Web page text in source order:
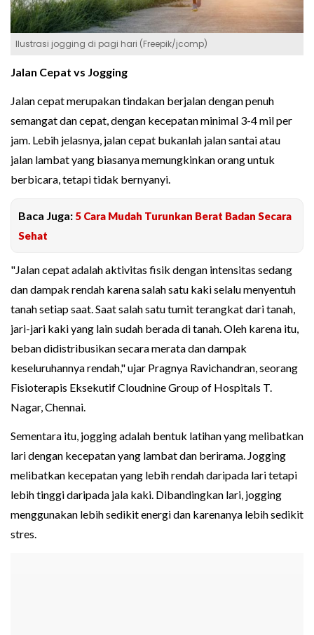
Ilustrasi jogging di pagi hari (Freepik/jcomp)
Jalan Cepat vs Jogging
Jalan cepat merupakan tindakan berjalan dengan penuh
semangat dan cepat, dengan kecepatan minimal 3-4 mil per
jam. Lebih jelasnya, jalan cepat bukanlah jalan santai atau
jalan lambat yang biasanya memungkinkan orang untuk
berbicara, tetapi tidak bernyanyi.
Baca Juga: 5 Cara Mudah Turunkan Berat Badan Secara
Sehat
"Jalan cepat adalah aktivitas fisik dengan intensitas sedang
dan dampak rendah karena salah satu kaki selalu menyentuh
tanah setiap saat. Saat salah satu tumit terangkat dari tanah,
jari-jari kaki yang lain sudah berada di tanah. Oleh karena itu,
beban didistribusikan secara merata dan dampak
keseluruhannya rendah," ujar Pragnya Ravichandran, seorang
Fisioterapis Eksekutif Cloudnine Group of Hospitals T.
Nagar, Chennai.
Sementara itu, jogging adalah bentuk latihan yang melibatkan
lari dengan kecepatan yang lambat dan berirama. Jogging
melibatkan kecepatan yang lebih rendah daripada lari tetapi
lebih tinggi daripada jala kaki. Dibandingkan lari, jogging
menggunakan lebih sedikit energi dan karenanya lebih sedikit
stres.